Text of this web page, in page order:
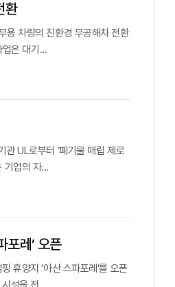
환
용 차량의 친환경 무공해차 전환
은 대기...
UL로부터 ‘폐기물 매립 제로
기업의 자...
포레’ 오픈
휴양지 ‘아산 스파포레’를 오픈